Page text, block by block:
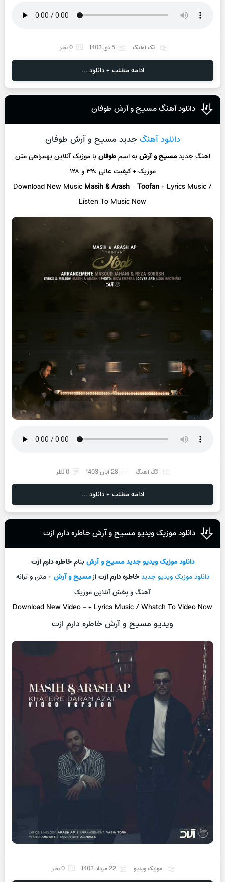
تک آهنگ 5 دی 1403 0 نظر
ادامه مطلب + دانلود ...
دانلود آهنگ مسیح و آرش طوفان
دانلود آهنگ جدید مسیح و آرش طوفان
اهنگ جدیدمسیح و آرشبه اسمطوفانبا موزیک آنلاینبهمراهی متن
موزیک + کیفیت عالی ۳۲۰ و ۱۲۸
Download New Music Masih & Arash–Toofan+ Lyrics Music /
Listen To Music Now
تک آهنگ 28 آبان 1403 0 نظر
ادامه مطلب + دانلود ...
دانلود موزیک ویدیو مسیح و آرش خاطره دارم ازت
دانلود موزیک ویدیو جدیدمسیح و آرشبنامخاطره دارم ازت
دانلود موزیک ویدیو جدیدخاطره دارم ازتازمسیح و آرش+ متن و ترانه
آهنگ و پخش آنلاین موزیک
Download New Video–+ Lyrics Music / Whatch To Video Now
ویدیو مسیح و آرش خاطره دارم ازت
موزیک ویدیو 22 مرداد 1403 0 نظر